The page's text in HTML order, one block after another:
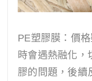
PE塑膠膜：價
時會遇熱融化，
膠的問題，後續